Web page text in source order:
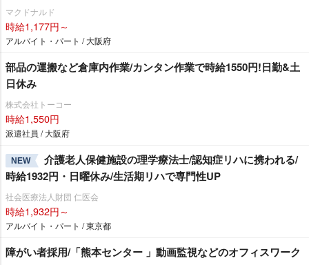
マクドナルド
時給1,177円～
アルバイト・パート / 大阪府
部品の運搬など倉庫内作業/カンタン作業で時給1550円!日勤&土
日休み
株式会社トーコー
時給1,550円
派遣社員 / 大阪府
NEW
介護老人保健施設の理学療法士/認知症リハに携われる/
時給1932円・日曜休み/生活期リハで専門性UP
社会医療法人財団 仁医会
時給1,932円～
アルバイト・パート / 東京都
障がい者採用/「熊本センター 」動画監視などのオフィスワーク